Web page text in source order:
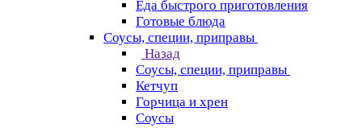
Еда быстрого приготовления
Готовые блюда
Соусы, специи, приправы
Назад
Соусы, специи, приправы
Кетчуп
Горчица и хрен
Соусы